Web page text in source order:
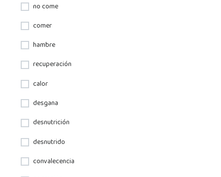
no come
comer
hambre
recuperación
calor
desgana
desnutrición
desnutrido
convalecencia